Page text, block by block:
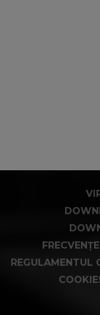
REGULAMENTUL